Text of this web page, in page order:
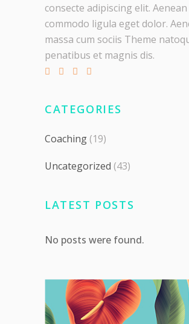
consecte adipiscing elit. Aenean
commodo ligula eget dolor.
massa cum sociis Theme
penatibus et magnis dis.
CATEGORIES
Coaching (19)
Uncategorized (43)
LATEST POSTS
No posts were found.